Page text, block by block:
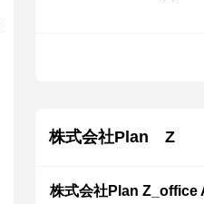
株式会社Plan Z
株式会社Plan